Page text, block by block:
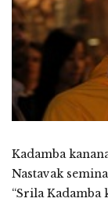
Kadamba
Nastavak
“Srila Kadamba